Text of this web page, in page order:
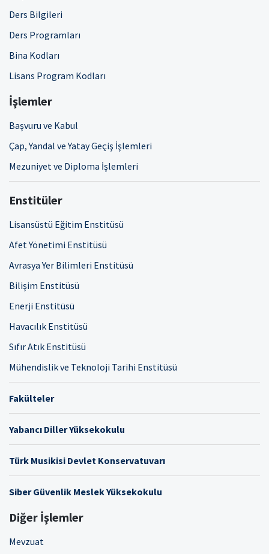
Ders Bilgileri
Ders Programları
Bina Kodları
Lisans Program Kodları
İşlemler
Başvuru ve Kabul
Çap, Yandal ve Yatay Geçiş İşlemleri
Mezuniyet ve Diploma İşlemleri
Enstitüler
Lisansüstü Eğitim Enstitüsü
Afet Yönetimi Enstitüsü
Avrasya Yer Bilimleri Enstitüsü
Bilişim Enstitüsü
Enerji Enstitüsü
Havacılık Enstitüsü
Sıfır Atık Enstitüsü
Mühendislik ve Teknoloji Tarihi Enstitüsü
Fakülteler
Yabancı Diller Yüksekokulu
Türk Musikisi Devlet Konservatuvarı
Siber Güvenlik Meslek Yüksekokulu
Diğer İşlemler
Mevzuat